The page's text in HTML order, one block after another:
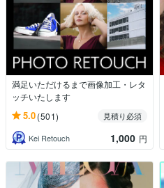
満足いただけるまで画像加工・レタ
ッチいたします
5.0(501)
見積り必須
Kei Retouch
1,000 円